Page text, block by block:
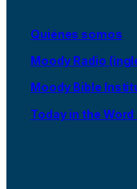
Quiénes somos
Moody Radio
Moody Bible
Today in the Word